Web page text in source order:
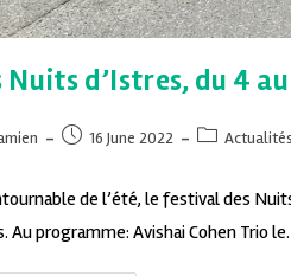
Nuits d’Istres, du 4
16 June 2022 Actualités
de l’été, le festival des
Au programme: Avishai Cohen Trio